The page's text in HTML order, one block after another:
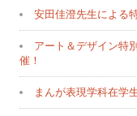
安田佳澄先生による
アート＆デザイン特
催！
まんが表現学科在学